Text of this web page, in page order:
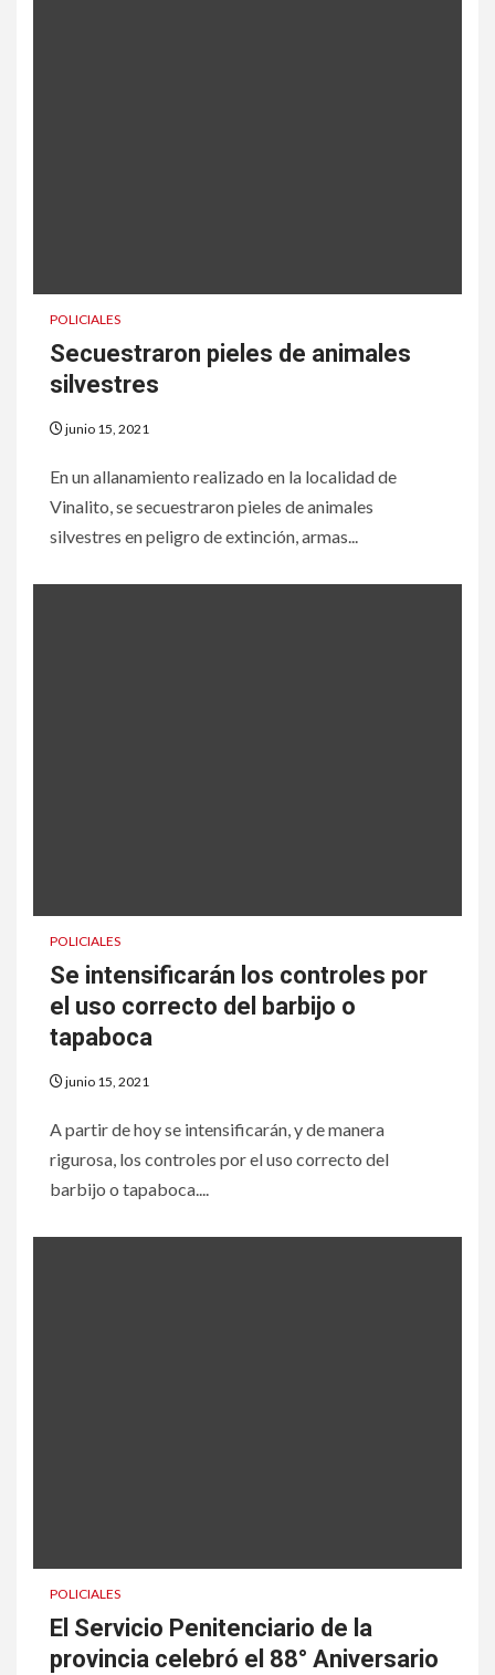
POLICIALES
Secuestraron pieles de animales
silvestres
junio 15, 2021
En un allanamiento realizado en la localidad de
Vinalito, se secuestraron pieles de animales
silvestres en peligro de extinción, armas...
POLICIALES
Se intensificarán los controles por
el uso correcto del barbijo o
tapaboca
junio 15, 2021
A partir de hoy se intensificarán, y de manera
rigurosa, los controles por el uso correcto del
barbijo o tapaboca....
POLICIALES
El Servicio Penitenciario de la
provincia celebró el 88° Aniversario